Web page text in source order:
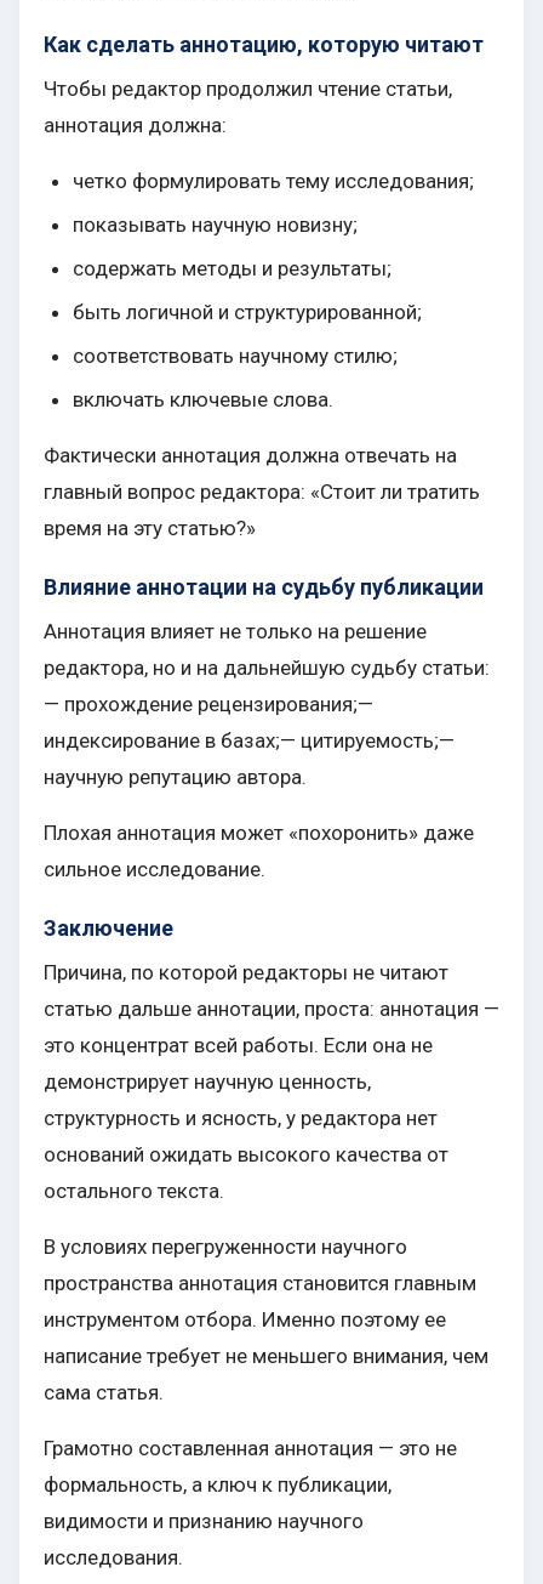
Как сделать аннотацию, которую читают
Чтобы редактор продолжил чтение статьи,
аннотация должна:
четко формулировать тему исследования;
показывать научную новизну;
содержать методы и результаты;
быть логичной и структурированной;
соответствовать научному стилю;
включать ключевые слова.
Фактически аннотация должна отвечать на
главный вопрос редактора: «Стоит ли тратить
время на эту статью?»
Влияние аннотации на судьбу публикации
Аннотация влияет не только на решение
редактора, но и на дальнейшую судьбу статьи:
— прохождение рецензирования;—
индексирование в базах;— цитируемость;—
научную репутацию автора.
Плохая аннотация может «похоронить» даже
сильное исследование.
Заключение
Причина, по которой редакторы не читают
статью дальше аннотации, проста: аннотация —
это концентрат всей работы. Если она не
демонстрирует научную ценность,
структурность и ясность, у редактора нет
оснований ожидать высокого качества от
остального текста.
В условиях перегруженности научного
пространства аннотация становится главным
инструментом отбора. Именно поэтому ее
написание требует не меньшего внимания, чем
сама статья.
Грамотно составленная аннотация — это не
формальность, а ключ к публикации,
видимости и признанию научного
исследования.